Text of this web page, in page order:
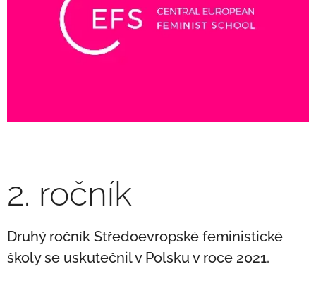
2. ročník
Druhý ročník Středoevropské feministické
školy se uskutečnil v Polsku v roce 2021.